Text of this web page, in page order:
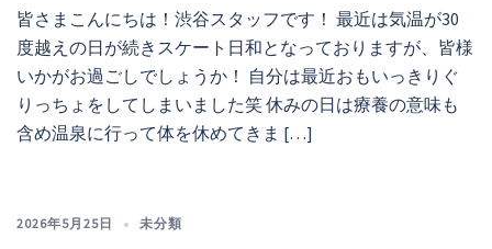
皆さまこんにちは！渋谷スタッフです！ 最近は気温が30
度越えの日が続きスケート日和となっておりますが、皆様
いかがお過ごしでしょうか！ 自分は最近おもいっきりぐ
りっちょをしてしまいました笑 休みの日は療養の意味も
含め温泉に行って体を休めてきま […]
2026年5月25日 未分類